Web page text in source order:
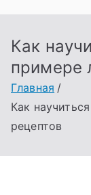
Как
примере
Главная
Как
рецептов